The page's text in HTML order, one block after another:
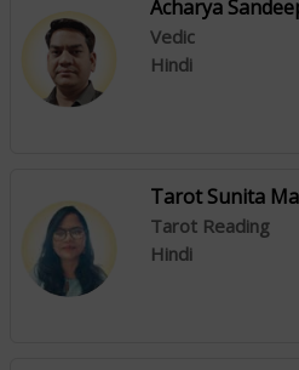
Acharya
Vedic
Hindi
Tarot Sunita
Tarot Reading
Hindi